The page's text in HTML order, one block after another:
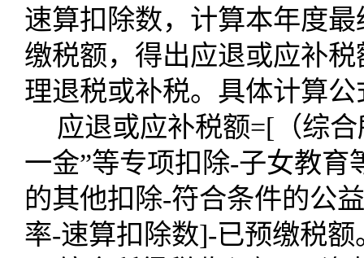
速算扣除数，计算本年度
缴税额，得出应退或应补
理退税或补税。具体计算
应退或应补税额=[ （综
一金”等专项扣除-子女教育
的其他扣除-符合条件的公
率-速算扣除数]-已预缴税额